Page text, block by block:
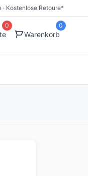
Kostenlose Retoure*
0
Warenkorb
0